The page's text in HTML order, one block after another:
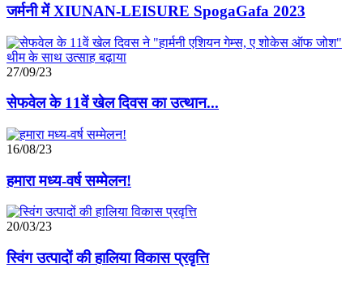
जर्मनी में XIUNAN-LEISURE SpogaGafa 2023
27/09/23
सेफवेल के 11वें खेल दिवस का उत्थान...
16/08/23
हमारा मध्य-वर्ष सम्मेलन!
20/03/23
स्विंग उत्पादों की हालिया विकास प्रवृत्ति